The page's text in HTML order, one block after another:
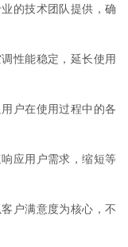
的技术团队提供，确
性能稳定，延长使用
户在使用过程中的各
应用户需求，缩短等
户满意度为核心，不